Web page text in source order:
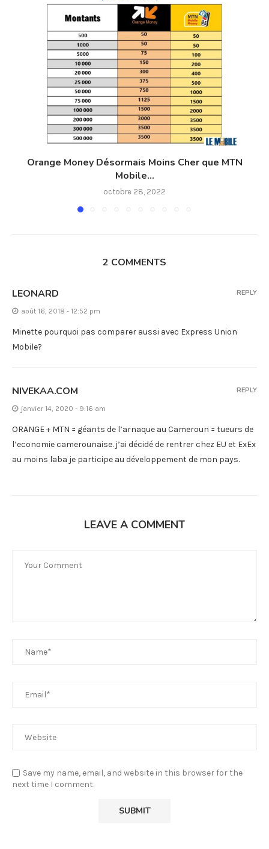
Orange Money Désormais Moins Cher que MTN
Mobile...
octobre 28, 2022
2 COMMENTS
LEONARD
août 16, 2018 - 12:52 pm
Minette pourquoi pas comparer aussi avec Express Union
Mobile?
REPLY
NIVEKAA.COM
janvier 14, 2020 - 9:16 am
ORANGE + MTN = géants de l’arnaque au Cameroun = tueurs de
l’economie camerounaise. j’ai décidé de rentrer chez EU et ExEx
au moins laba je participe au développement de mon pays.
REPLY
LEAVE A COMMENT
Save my name, email, and website in this browser for the
next time I comment.